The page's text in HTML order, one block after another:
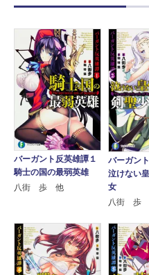
バーガント反英雄譚１
騎士の国の最弱英雄
八街 歩 他
バーガン
泣けない
女
八街 歩